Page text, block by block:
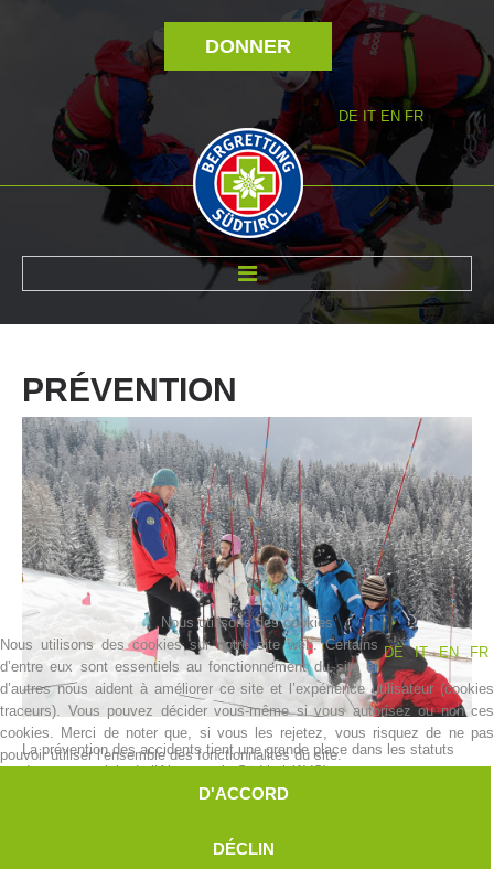
DONNER
DE IT EN FR
Histoire de l'association
PRÉVENTION
La prévention des accidents tient une grande place dans les statuts
du secours alpin de l’Alpenverein Südtirol (AVS).
En silence, les centres de secours alpin accomplissent une tâche, qui
Chaque année au début de l’hiver, les centres de secours alpin
organisent diverses campagnes pour un alpinisme d’hiver en toute
Nous utilisons des cookies
DE
IT EN FR
Nous utilisons des cookies sur notre site web. Certains
d’entre eux sont essentiels au fonctionnement du site et
d’autres nous aident à améliorer ce site et l’expérience utilisateur (cookies
traceurs). Vous pouvez décider vous-même si vous autorisez ou non ces
cookies. Merci de noter que, si vous les rejetez, vous risquez de ne pas
pouvoir utiliser l’ensemble des fonctionnalités du site.
D'ACCORD
DÉCLIN